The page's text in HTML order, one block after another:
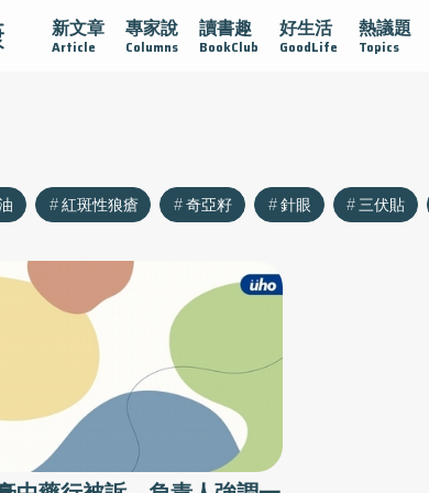
新文章
Article
專家說
Columns
讀書趣
BookClub
好生活
GoodLife
熱議題
Topics
再生醫學 愛的未來視 認識攝護腺肥大
紅斑性狼瘡 奇亞籽 針眼 三伏貼